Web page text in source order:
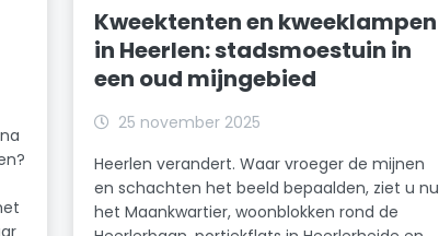
Kweektenten en kweeklampen
in Heerlen: stadsmoestuin in
een oud mijngebied
25 november 2025
Heerlen verandert. Waar vroeger de mijnen
en schachten het beeld bepaalden, ziet u nu
het Maankwartier, woonblokken rond de